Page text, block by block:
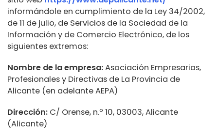
informándole en cumplimiento de la Ley 34/2002,
de 11 de julio, de Servicios de la Sociedad de la
Información y de Comercio Electrónico, de los
siguientes extremos:
Nombre de la empresa:Asociación Empresarias,
Profesionales y Directivas de La Provincia de
Alicante (en adelante AEPA)
Dirección: C/ Orense, n.º 10, 03003, Alicante
(Alicante)